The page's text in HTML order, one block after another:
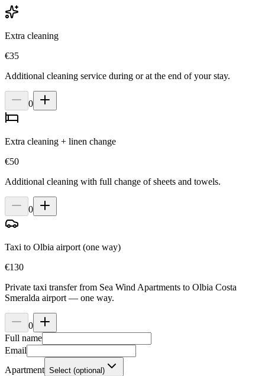
Extra cleaning
€35
Additional cleaning service during or at the end of your stay.
0
Extra cleaning + linen change
€50
Additional cleaning with full change of sheets and towels.
0
Taxi to Olbia airport (one way)
€130
Private taxi transfer from Sea Wind Apartments to Olbia Costa
Smeralda airport — one way.
0
Full name
Email
Apartment Select (optional)